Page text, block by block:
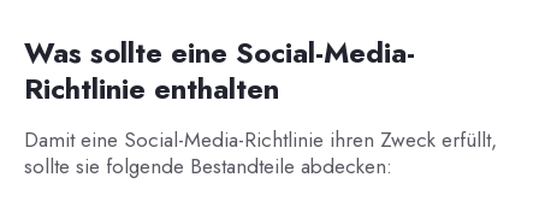
Was sollte eine Social-Media-
Richtlinie enthalten
Damit eine Social-Media-Richtlinie ihren Zweck erfüllt,
sollte sie folgende Bestandteile abdecken: